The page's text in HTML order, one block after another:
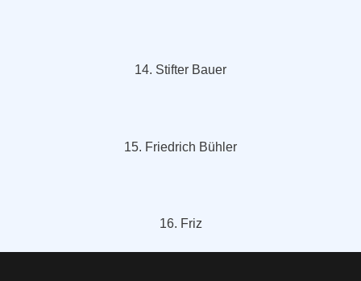
14. Stifter Bauer
15. Friedrich Bühler
16. Friz